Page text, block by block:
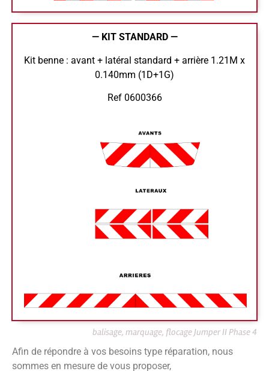
— KIT STANDARD —
Kit benne : avant + latéral standard + arrière 1.21M x
0.140mm (1D+1G)
Ref 0600366
balisage, marquage, flocage Jumper II Phase 4
Afin de répondre à vos besoins type réparation, nous
sommes en mesure de vous proposer,